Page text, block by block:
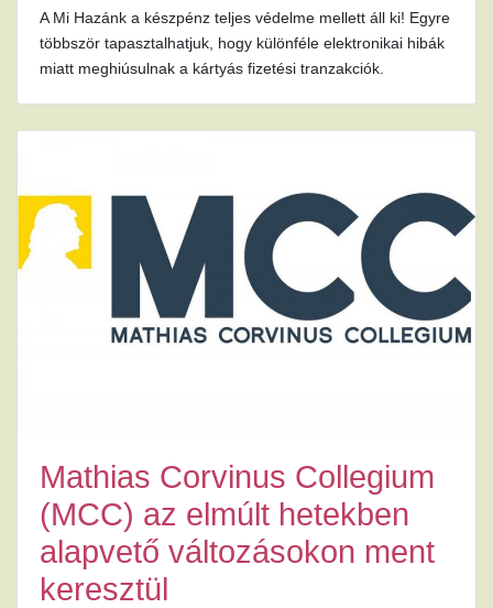
A Mi Hazánk a készpénz teljes védelme mellett áll ki! Egyre
többször tapasztalhatjuk, hogy különféle elektronikai hibák
miatt meghiúsulnak a kártyás fizetési tranzakciók.
Mathias Corvinus Collegium
(MCC) az elmúlt hetekben
alapvető változásokon ment
keresztül